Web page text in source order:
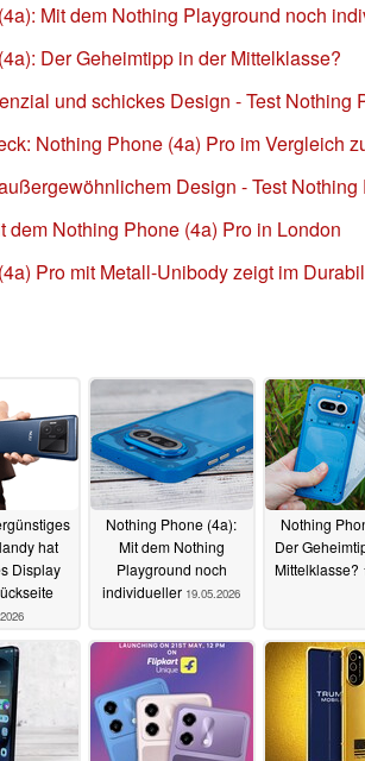
Mit dem Nothing Playground noch
Der Geheimtipp in der Mittelklasse?
und schickes Design - Test Nothing
Nothing Phone (4a) Pro im Vergleich
Design - Test Nothing
dem Nothing Phone (4a) Pro in London
Pro mit Metall-Unibody zeigt im
hat
Display
Nothing Phone (4a):
Mit dem Nothing
Playground noch
individueller 19.05.2026
Nothing
Der
Mittelklasse?